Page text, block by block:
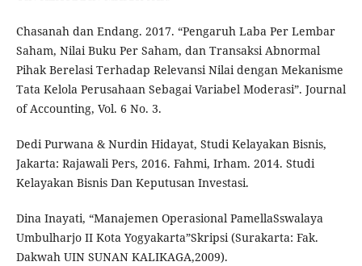
Chasanah dan Endang. 2017. “Pengaruh Laba Per Lembar
Saham, Nilai Buku Per Saham, dan Transaksi Abnormal
Pihak Berelasi Terhadap Relevansi Nilai dengan Mekanisme
Tata Kelola Perusahaan Sebagai Variabel Moderasi”. Journal
of Accounting, Vol. 6 No. 3.
Dedi Purwana & Nurdin Hidayat, Studi Kelayakan Bisnis,
Jakarta: Rajawali Pers, 2016. Fahmi, Irham. 2014. Studi
Kelayakan Bisnis Dan Keputusan Investasi.
Dina Inayati, “Manajemen Operasional PamellaSswalaya
Umbulharjo II Kota Yogyakarta”Skripsi (Surakarta: Fak.
Dakwah UIN SUNAN KALIKAGA,2009).